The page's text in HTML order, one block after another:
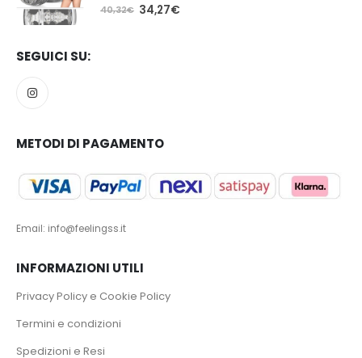
5.00Su 5
40,32€ 34,27€
SEGUICI SU:
METODI DI PAGAMENTO
Email: info@feelingss.it
INFORMAZIONI UTILI
Privacy Policy e Cookie Policy
Termini e condizioni
Spedizioni e Resi